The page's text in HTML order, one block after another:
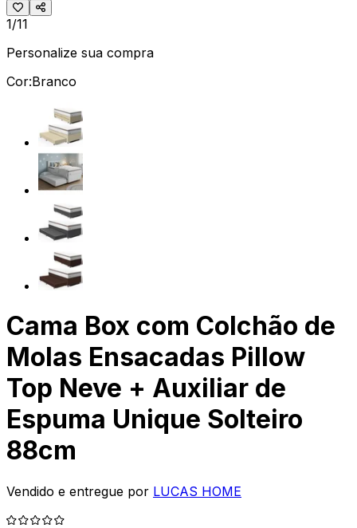
1/11
Personalize sua compra
Cor:Branco
Cama Box com Colchão de
Molas Ensacadas Pillow
Top Neve + Auxiliar de
Espuma Unique Solteiro
88cm
Vendido e entregue por LUCAS HOME